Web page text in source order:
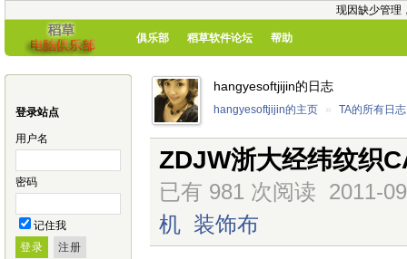
现因缺少管理
俱乐部 稻草软件论坛 帮助
登录站点
用户名
密码
记住我
hangyesoftjijin的日志
hangyesoftjijin的主页 » TA的所有日志
ZDJW浙大经纬纹织
已有 981 次阅读 2011-
机 装饰布